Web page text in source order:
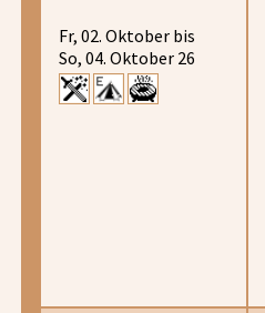
Fr, 02. Oktober bis
So, 04. Oktober 26